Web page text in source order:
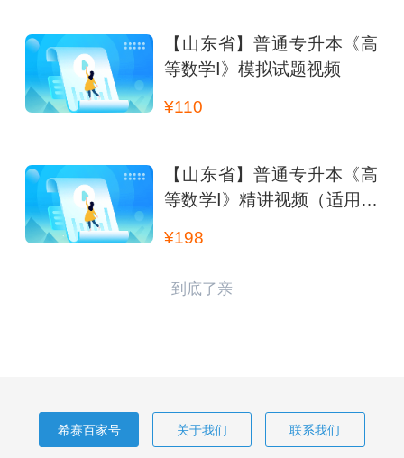
【山东省】普通专升本《高
等数学Ⅰ》模拟试题视频
¥110
【山东省】普通专升本《高
等数学Ⅰ》精讲视频（适用于
¥198
到底了亲
希赛百家号 关于我们 联系我们